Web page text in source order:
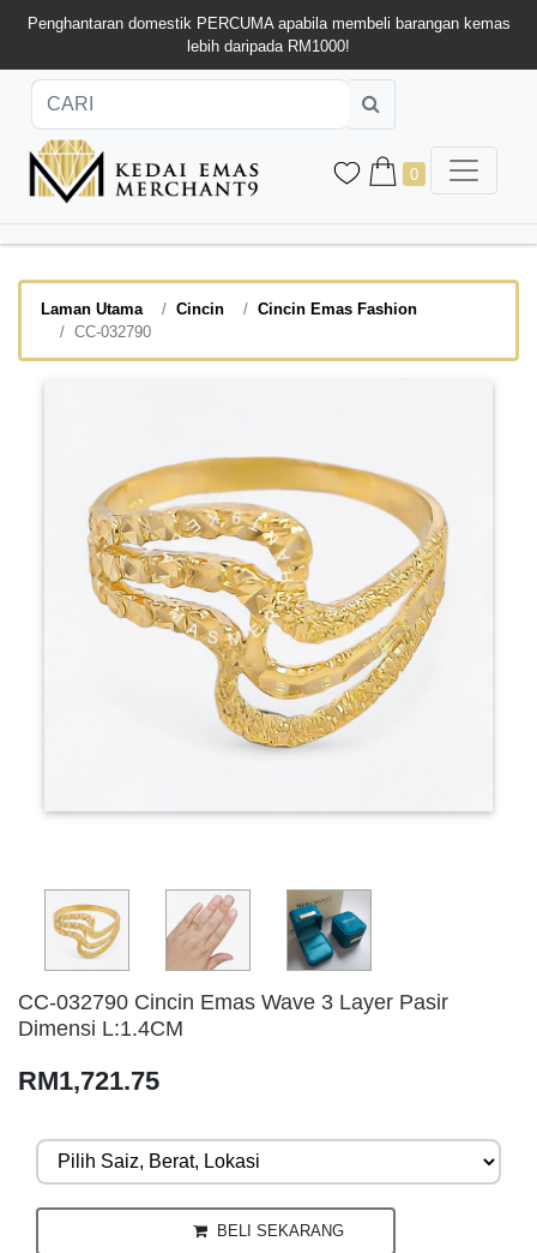
Penghantaran domestik PERCUMA apabila membeli barangan kemas
lebih daripada RM1000!
0
Laman Utama Cincin
Cincin Emas Fashion
CC-032790
CC-032790 Cincin Emas Wave 3 Layer Pasir
Dimensi L:1.4CM
RM1,721.75
BELI SEKARANG